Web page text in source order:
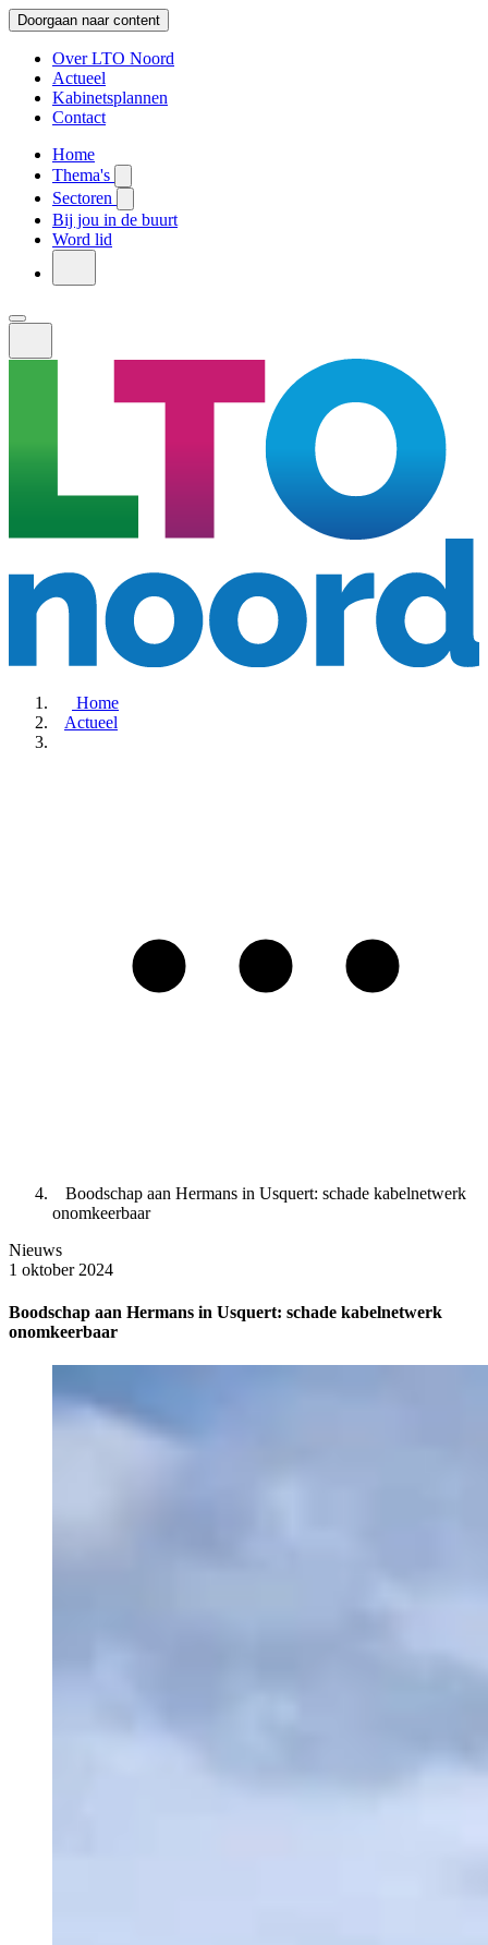
Doorgaan naar content
Over LTO Noord
Actueel
Kabinetsplannen
Contact
Home
Thema's
Sectoren
Bij jou in de buurt
Word lid
Home
Actueel
Boodschap aan Hermans in Usquert: schade kabelnetwerk
onomkeerbaar
Nieuws
1 oktober 2024
Boodschap aan Hermans in Usquert: schade kabelnetwerk
onomkeerbaar